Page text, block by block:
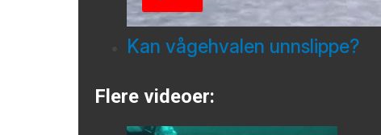
Kan vågehvalen unnslippe?
Flere videoer: